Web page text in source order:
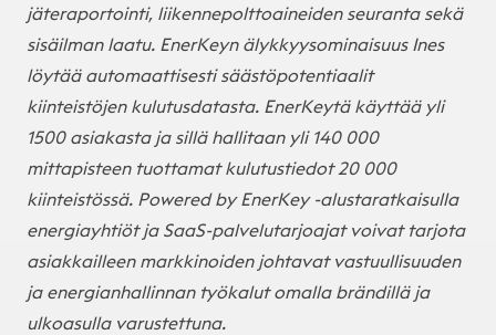
jäteraportointi, liikennepolttoaineiden seuranta sekä
sisäilman laatu. EnerKeyn älykkyysominaisuus Ines
löytää automaattisesti säästöpotentiaalit
kiinteistöjen kulutusdatasta. EnerKeytä käyttää yli
1500 asiakasta ja sillä hallitaan yli 140 000
mittapisteen tuottamat kulutustiedot 20 000
kiinteistössä. Powered by EnerKey -alustaratkaisulla
energiayhtiöt ja SaaS-palvelutarjoajat voivat tarjota
asiakkailleen markkinoiden johtavat vastuullisuuden
ja energianhallinnan työkalut omalla brändillä ja
ulkoasulla varustettuna.